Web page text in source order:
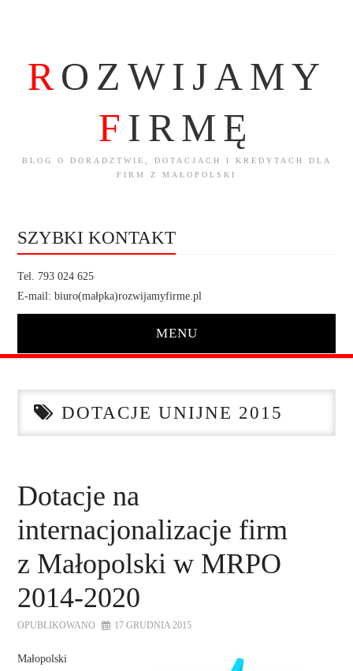
ROZWIJAMY
F IRMĘ
BLOG O DORADZTWIE, DOTACJACH I KREDYTACH DLA
FIRM Z MAŁOPOLSKI
SZYBKI KONTAKT
Tel. 793 024 625
E-mail: biuro(małpka)rozwijamyfirme.pl
MENU
O NAS
SZKOLENIA
KONTAKT
DOTACJE UNIJNE 2015
Dotacje na
internacjonalizacje firm
z Małopolski w MRPO
2014-2020
OPUBLIKOWANO 17 GRUDNIA 2015
Małopolski